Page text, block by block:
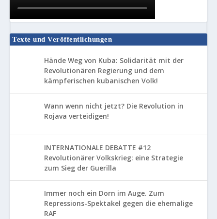
Texte und Veröffentlichungen
Hände Weg von Kuba: Solidarität mit der
Revolutionären Regierung und dem
kämpferischen kubanischen Volk!
Wann wenn nicht jetzt? Die Revolution in
Rojava verteidigen!
INTERNATIONALE DEBATTE #12
Revolutionärer Volkskrieg: eine Strategie
zum Sieg der Guerilla
Immer noch ein Dorn im Auge. Zum
Repressions-Spektakel gegen die ehemalige
RAF